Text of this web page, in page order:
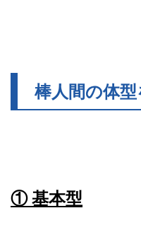
棒人間の体
① 基本型